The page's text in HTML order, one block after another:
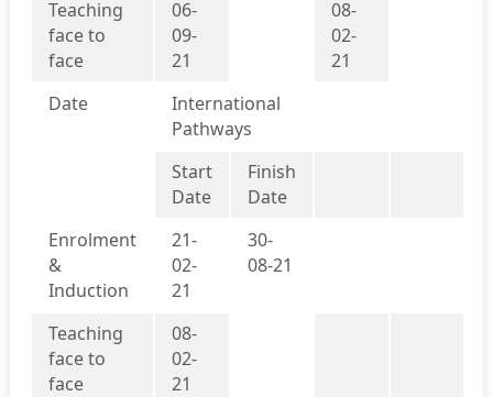
Teaching
face to
face
06-
09-
21
08-
02-
21
Date
International
Pathways
Start
Date
Finish
Date
Enrolment
&
Induction
21-
02-
21
30-
08-21
Teaching
face to
face
08-
02-
21